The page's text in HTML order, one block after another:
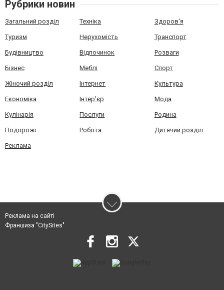
Рубрики новин
Загальний розділ Техніка Здоров'я
Туризм Нерухомість Транспорт
Будівництво Відпочинок Розваги
Бізнес Меблі Спорт
Жіночий розділ Інтернет Культура
Економіка Інтер'єр Мода
Кулінарія Послуги Родина
Подорожі Робота Дитячий розділ
Реклама
Реклама на сайті
Франшиза "CitySites"